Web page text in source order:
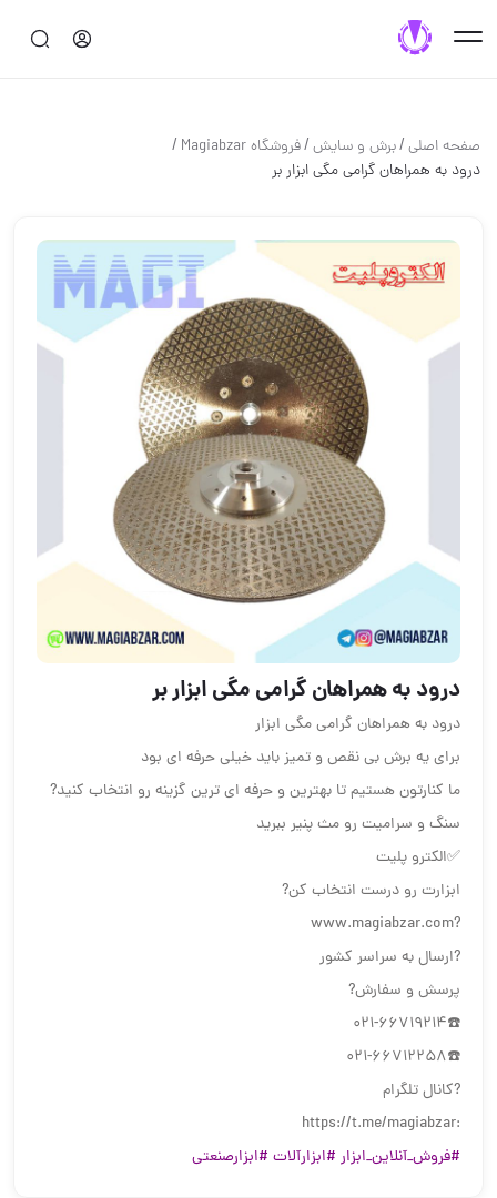
صفحه اصلی/برش و سايش/فروشگاه Magiabzar /
درود به همراهان گرامی مگی ابزار بر
درود به همراهان گرامی مگی ابزار بر
درود به همراهان گرامی مگی ابزار
برای یه برش بی نقص و تمیز باید خیلی حرفه ای بود
ما کنارتون هستیم تا بهترین و حرفه ای ترین گزینه رو انتخاب کنید?
سنگ و سرامیت رو مث پنیر ببرید
✅الکترو پلیت
ابزارت رو درست انتخاب کن?
?www.magiabzar.com
?ارسال به سراسر کشور
پرسش و سفارش?
☎️021-66719214
☎️021-66712258
?کانال تلگرام
:https://t.me/magiabzar
#فروش_آنلاین_ابزار #ابزارآلات #ابزارصنعتی